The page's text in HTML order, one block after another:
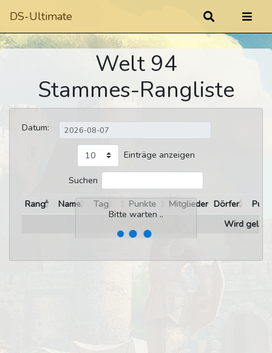
DS-Ultimate
Welt 94
Stammes-Rangliste
Datum:
Einträge anzeigen
Suchen
Bitte warten ..
Rang Name Tag Punkte Mitglieder Dörfer
Wird